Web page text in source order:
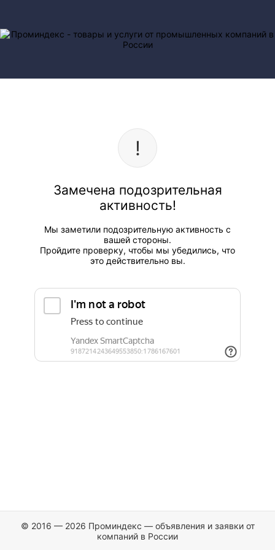
Замечена подозрительная
активность!
Мы заметили подозрительную активность с
вашей стороны.
Пройдите проверку, чтобы мы убедились, что
это действительно вы.
© 2016 — 2026 Проминдекс — объявления и заявки от
компаний в России